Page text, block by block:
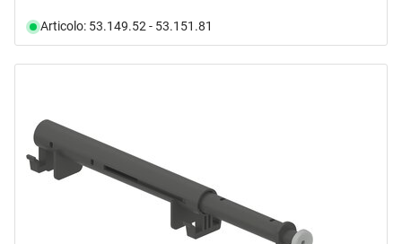
Articolo: 53.149.52 - 53.151.81